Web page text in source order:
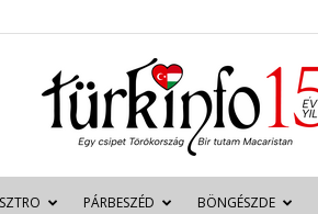
PÁRBESZÉD BÖNGÉSZDE